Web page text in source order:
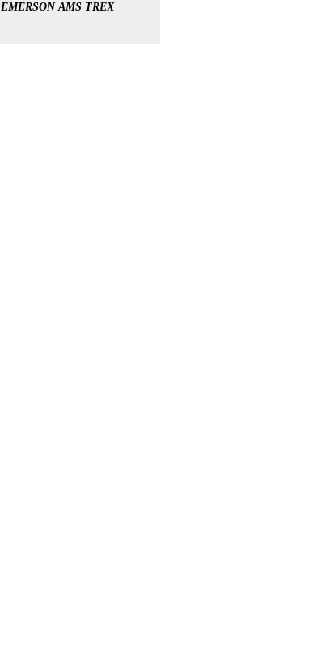
EMERSON AMS TREX